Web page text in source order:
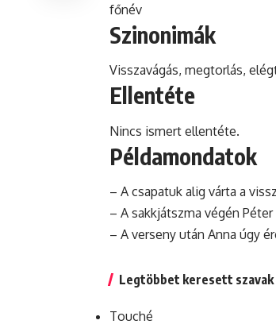
főnév
Szinonimák
Visszavágás, megtorlás,
Ellentéte
Nincs ismert ellentéte.
Példamondatok
– A csapatuk alig várta a
– A sakkjátszma végén
– A verseny után Anna úgy
Legtöbbet keresett
Touché